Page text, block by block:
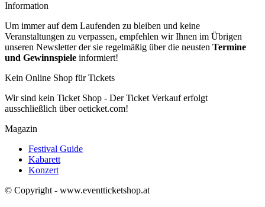
Information
Um immer auf dem Laufenden zu bleiben und keine
Veranstaltungen zu verpassen, empfehlen wir Ihnen im Übrigen
unseren Newsletter der sie regelmäßig über die neusten Termine
und Gewinnspiele informiert!
Kein Online Shop für Tickets
Wir sind kein Ticket Shop - Der Ticket Verkauf erfolgt
ausschließlich über oeticket.com!
Magazin
Festival Guide
Kabarett
Konzert
© Copyright - www.eventticketshop.at